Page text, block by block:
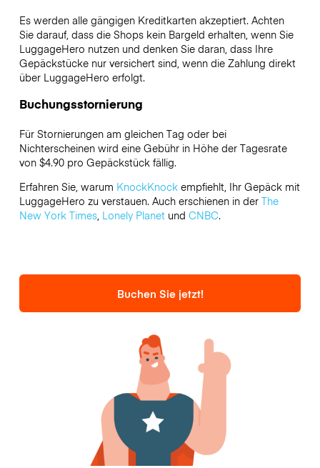
Es werden alle gängigen Kreditkarten akzeptiert. Achten
Sie darauf, dass die Shops kein Bargeld erhalten, wenn Sie
LuggageHero nutzen und denken Sie daran, dass Ihre
Gepäckstücke nur versichert sind, wenn die Zahlung direkt
über LuggageHero erfolgt.
Buchungsstornierung
Für Stornierungen am gleichen Tag oder bei
Nichterscheinen wird eine Gebühr in Höhe der Tagesrate
von $4.90 pro Gepäckstück fällig.
Erfahren Sie, warum KnockKnockempfiehlt, Ihr Gepäck mit
LuggageHero zu verstauen. Auch erschienen in der The
New York Times, Lonely Planetund CNBC.
Buchen Sie jetzt!